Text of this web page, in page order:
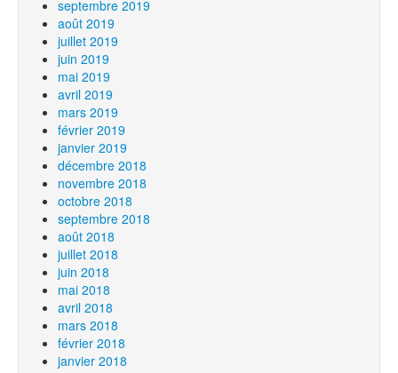
septembre 2019
août 2019
juillet 2019
juin 2019
mai 2019
avril 2019
mars 2019
février 2019
janvier 2019
décembre 2018
novembre 2018
octobre 2018
septembre 2018
août 2018
juillet 2018
juin 2018
mai 2018
avril 2018
mars 2018
février 2018
janvier 2018